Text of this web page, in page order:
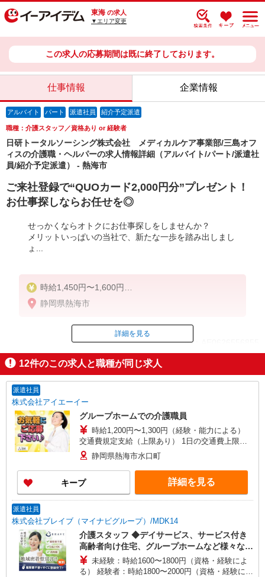
東海 の求人
▼エリア変更
この求人の応募期間は既に終了しております。
仕事情報 企業情報
アルバイト パート 派遣社員 紹介予定派遣
職種：介護スタッフ／資格あり or 経験者
日研トータルソーシング株式会社 メディカルケア事業部/三島オフ
ィスの介護職・ヘルパーの求人情報詳細（アルバイト/パート/派遣社
員/紹介予定派遣） - 熱海市
ご来社登録で“QUOカード2,000円分”プレゼント！
お仕事探しならお任せを◎
せっかくならオトクにお仕事探しをしませんか？
メリットいっぱいの当社で、新たな一歩を踏み出しまし
ょ...
時給1,450円〜1,600円
◆初任者研修：時給1,450円〜
※経験者は3ヶ月以上
※給与幅は経験・能力による
★週払いOK（規定あり）
静岡県熱海市
ID：AE0626556855
掲載期間終了
詳細を見る
12件のこの求人と職種が同じ求人
派遣社員
株式会社アイエーイー
グループホームでの介護職員
時給1,200円〜1,300円（経験・能力による）
交通費規定支給（上限あり） 1日の交通費上限＝
79円×所定労働時間 月末締/翌15日払
静岡県熱海市水口町
キープ 詳細を見る
派遣社員
株式会社ブレイブ（マイナビグループ）/MDK14
介護スタッフ ◆デイサービス、サービス付き
高齢者向け住宅、グループホームなど様々な勤
務先から選べます。
未経験：時給1600〜1800円（資格・経験によ
る） 経験者：時給1800〜2000円（資格・経験によ